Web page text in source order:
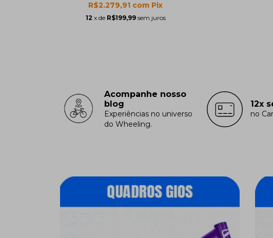
R$2.279,91 com Pix
12 x de R$199,99 sem juros
Acompanhe nosso
blog
Experiências no universo
do Wheeling.
12x
no